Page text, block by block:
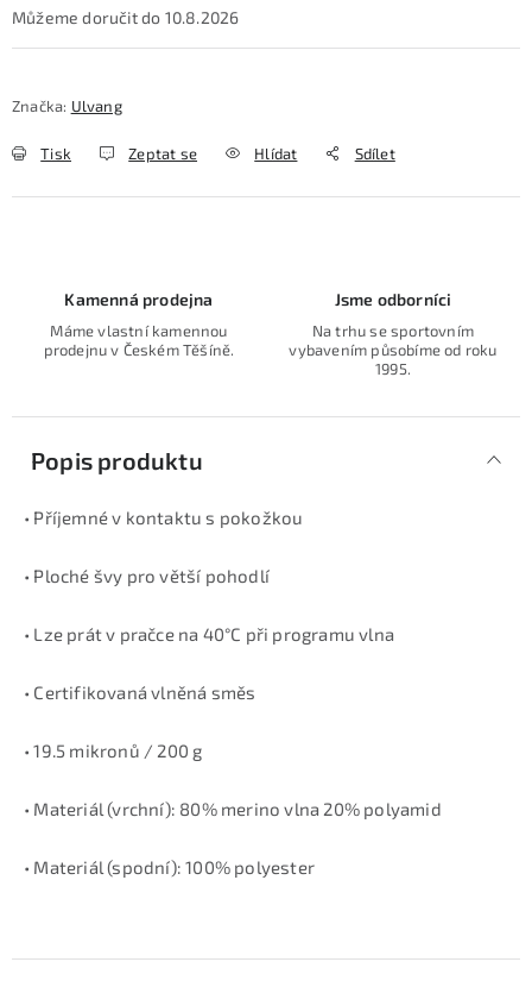
10.8.2026
Značka: Ulvang
Tisk Zeptat se Hlídat Sdílet
Kamenná prodejna
Máme vlastní kamennou
prodejnu v Českém Těšíně.
Jsme odborníci
Na trhu se sportovním
vybavením působíme od roku
1995.
Popis produktu
• Příjemné v kontaktu s pokožkou
• Ploché švy pro větší pohodlí
• Lze prát v pračce na 40°C při programu vlna
• Certifikovaná vlněná směs
• 19.5 mikronů / 200 g
• Materiál (vrchní): 80% merino vlna 20% polyamid
• Materiál (spodní): 100% polyester